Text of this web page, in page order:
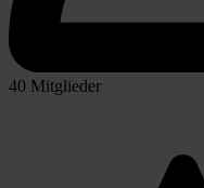
40 Mitglieder